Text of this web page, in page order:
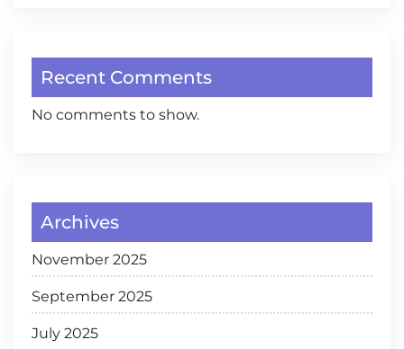
Recent Comments
No comments to show.
Archives
November 2025
September 2025
July 2025